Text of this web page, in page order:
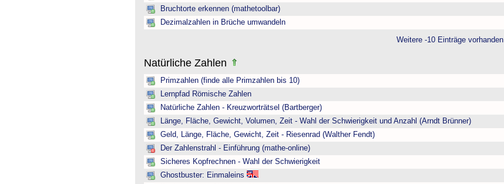
Bruchtorte erkennen (mathetoolbar)
Dezimalzahlen in Brüche umwandeln
Weitere -10 Einträge vorhanden
Natürliche Zahlen
Primzahlen (finde alle Primzahlen bis 10)
Lernpfad Römische Zahlen
Natürliche Zahlen - Kreuzworträtsel (Bartberger)
Länge, Fläche, Gewicht, Volumen, Zeit - Wahl der Schwierigkeit und Anzahl (Arndt Brünner)
Geld, Länge, Fläche, Gewicht, Zeit - Riesenrad (Walther Fendt)
Der Zahlenstrahl - Einführung (mathe-online)
Sicheres Kopfrechnen - Wahl der Schwierigkeit
Ghostbuster: Einmaleins